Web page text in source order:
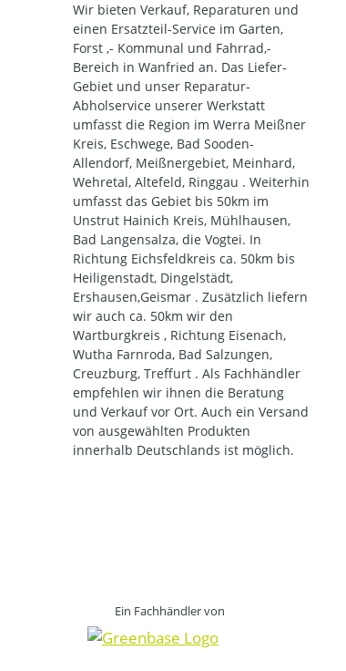
Wir bieten Verkauf, Reparaturen und
einen Ersatzteil-Service im Garten,
Forst ,- Kommunal und Fahrrad,-
Bereich in Wanfried an. Das Liefer-
Gebiet und unser Reparatur-
Abholservice unserer Werkstatt
umfasst die Region im Werra Meißner
Kreis, Eschwege, Bad Sooden-
Allendorf, Meißnergebiet, Meinhard,
Wehretal, Altefeld, Ringgau . Weiterhin
umfasst das Gebiet bis 50km im
Unstrut Hainich Kreis, Mühlhausen,
Bad Langensalza, die Vogtei. In
Richtung Eichsfeldkreis ca. 50km bis
Heiligenstadt, Dingelstädt,
Ershausen,Geismar . Zusätzlich liefern
wir auch ca. 50km wir den
Wartburgkreis , Richtung Eisenach,
Wutha Farnroda, Bad Salzungen,
Creuzburg, Treffurt . Als Fachhändler
empfehlen wir ihnen die Beratung
und Verkauf vor Ort. Auch ein Versand
von ausgewählten Produkten
innerhalb Deutschlands ist möglich.
Ein Fachhändler von